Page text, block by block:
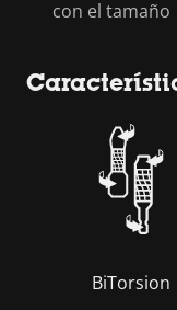
con el tamaño
BiTorsion